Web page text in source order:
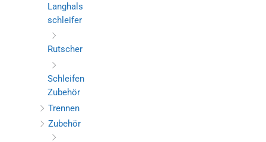
Langhals
schleifer
Rutscher
Schleifen
Zubehör
Trennen
Zubehör